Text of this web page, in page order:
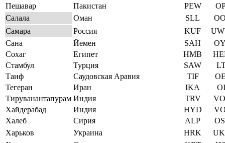
Пешавар
Пакистан PEW
Салала
Оман SLL
Самара
Россия KUF
Сана
Йемен SAH
Сохаг
Египет HMB
Стамбул
Турция SAW
Таиф
Саудовская Аравия TIF
Тегеран
Иран IKA
Тируванантапурам Индия TRV
Хайдерабад
Индия HYD
Халеб
Сирия ALP
Харьков
Украина HRK